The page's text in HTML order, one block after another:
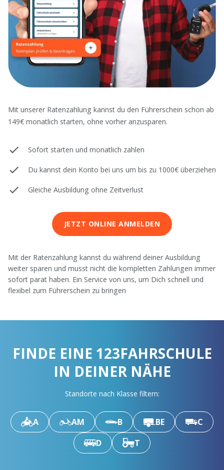
Mit unserer Ratenzahlung kannst du den Führerschein schon ab
149€ monatlich starten, ohne vorher anzusparen.
Sofort starten und monatlich zahlen
Du kannst dein Konto bei uns um bis zu 1000€ überziehen
Gleiche Ausbildung ohne Zeitverlust
JETZT ONLINE ANMELDEN
Mit der Ratenzahlung kannst du während deiner Ausbildung
weiter sparen und musst nicht die kompletten Zahlungen immer
sofort parat haben. Ein Service von uns, um Dich schnell und
flexibel zum Führerschein zu bringen
FINDE EINE 123FAHRSCHULE
IN DEINER NÄHE
Standorte nach Klasse filtern:
A AM B BE
C
D
T